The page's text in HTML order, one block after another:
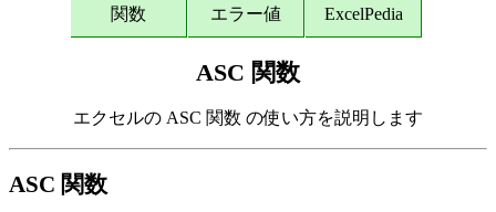
関数 エラー値 ExcelPedia
ASC 関数
エクセルの ASC 関数 の使い方を説明します
ASC 関数